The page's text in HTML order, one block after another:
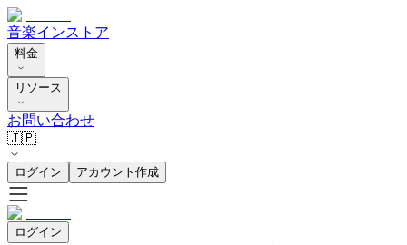
音楽インストア
料金
リソース
お問い合わせ
🇯🇵
ログイン アカウント作成
ログイン